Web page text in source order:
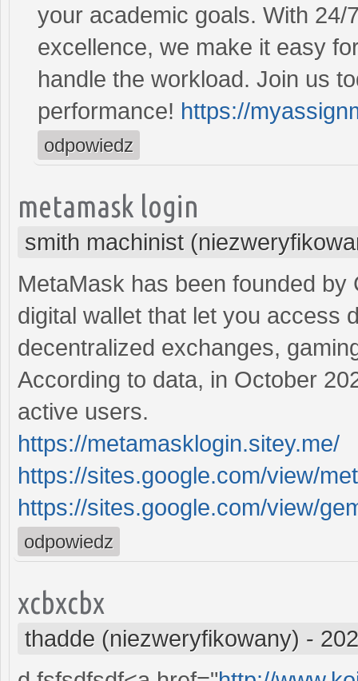
your academic goals. With
excellence, we make it easy
handle the workload. Join us
performance! https://
odpowiedz
metamask login
smith machinist
MetaMask has been founded
digital wallet that let you access
decentralized exchanges,
According to data, in October
active users.
https://metamasklogin.sitey.me/
https://sites.google.com/view/
https://sites.google.com/view/
odpowiedz
xcbxcbx
thadde (niezweryfikowany) -